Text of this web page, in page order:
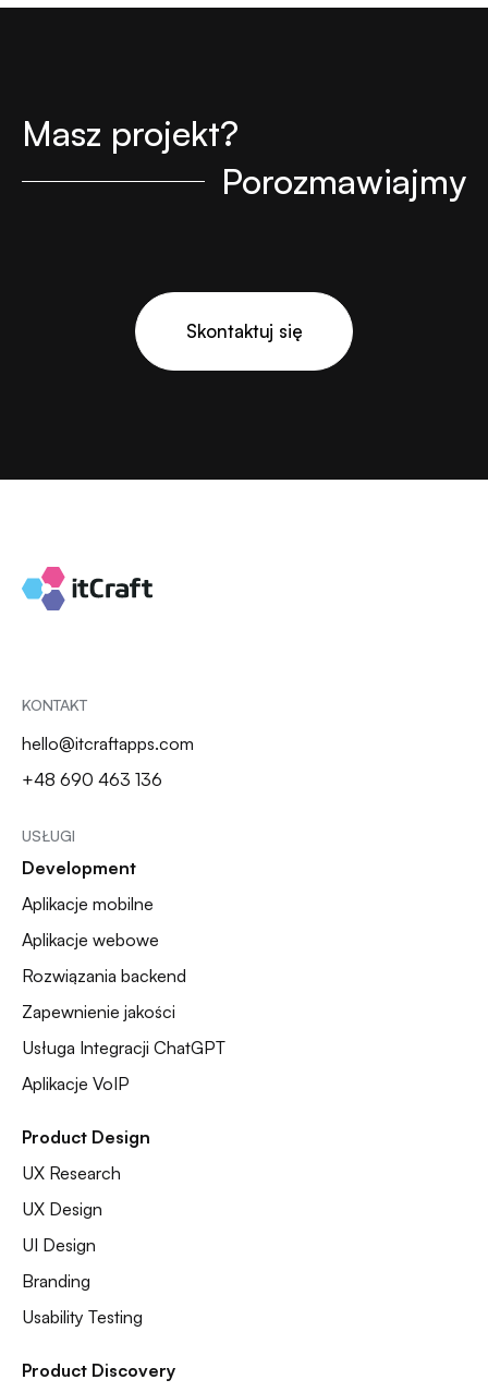
Masz projekt?
Porozmawiajmy
Skontaktuj się
KONTAKT
hello@itcraftapps.com
+48 690 463 136
USŁUGI
Development
Aplikacje mobilne
Aplikacje webowe
Rozwiązania backend
Zapewnienie jakości
Usługa Integracji ChatGPT
Aplikacje VoIP
Product Design
UX Research
UX Design
UI Design
Branding
Usability Testing
Product Discovery